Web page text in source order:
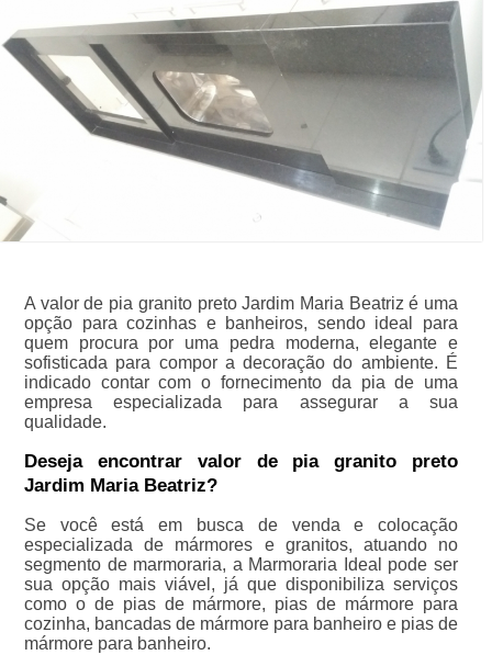
A valor de pia granito preto Jardim Maria Beatriz é uma
opção para cozinhas e banheiros, sendo ideal para
quem procura por uma pedra moderna, elegante e
sofisticada para compor a decoração do ambiente. É
indicado contar com o fornecimento da pia de uma
empresa especializada para assegurar a sua
qualidade.
Deseja encontrar valor de pia granito preto
Jardim Maria Beatriz?
Se você está em busca de venda e colocação
especializada de mármores e granitos, atuando no
segmento de marmoraria, a Marmoraria Ideal pode ser
sua opção mais viável, já que disponibiliza serviços
como o de pias de mármore, pias de mármore para
cozinha, bancadas de mármore para banheiro e pias de
mármore para banheiro.